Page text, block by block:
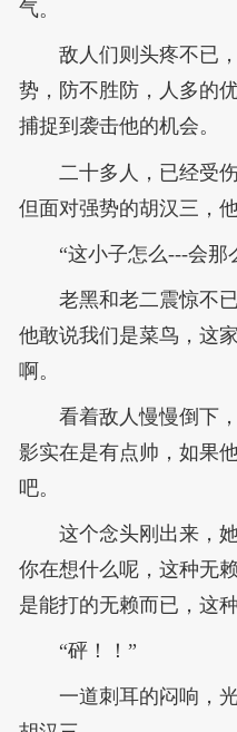
气。
敌人们则头疼不已
势，防不胜防，人多的
捕捉到袭击他的机会。
二十多人，已经受
但面对强势的胡汉三，
“这小子怎么---会那
老黑和老二震惊不
他敢说我们是菜鸟，这
啊。
看着敌人慢慢倒下
影实在是有点帅，如果
吧。
这个念头刚出来，
你在想什么呢，这种无
是能打的无赖而已，这
“砰！！”
一道刺耳的闷响，